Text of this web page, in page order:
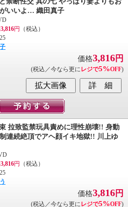
いいよ… 織田真子
3,816円
（税込）
価格3,816円
(税込／今なら更に レジで5%OFF)
拉致監禁玩具責めに理性崩壊!! 身動
連続絶頂でアヘ顔イキ地獄!! 川上ゆ
3,816円
（税込）
価格3,816円
(税込／今なら更に レジで5%OFF)